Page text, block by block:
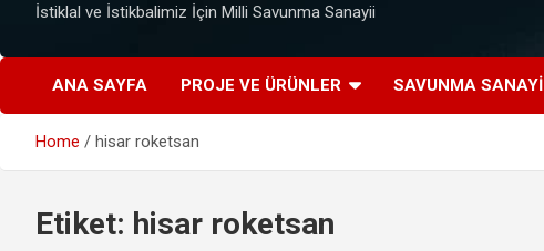
İstiklal ve İstikbalimiz İçin Milli Savunma Sanayii
ANA SAYFA PROJE VE ÜRÜNLER SAVUNMA SANAYI
Home hisar roketsan
Etiket: hisar roketsan